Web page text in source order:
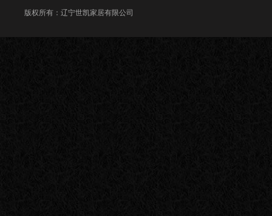
版权所有：辽宁世凯家居有限公司